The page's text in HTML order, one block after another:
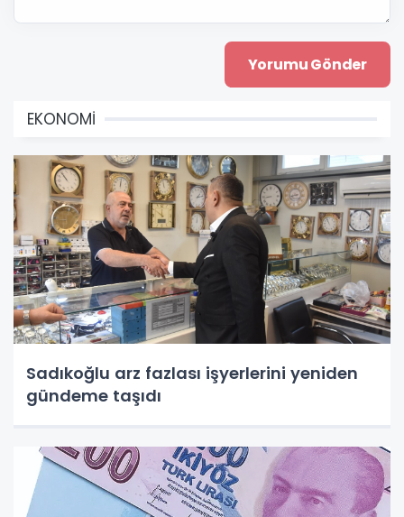
EKONOMİ
Sadıkoğlu arz fazlası işyerlerini yeniden
gündeme taşıdı